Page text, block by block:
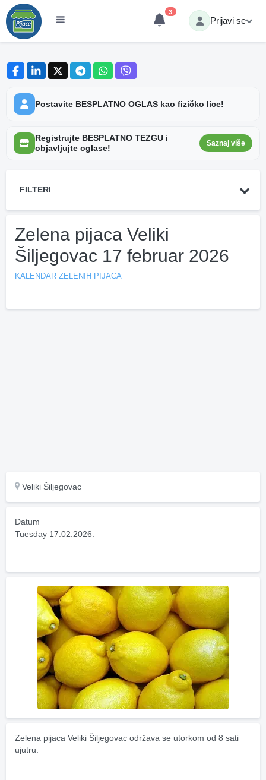
3
Prijavi se
Postavite BESPLATNO OGLAS kao fizičko lice!
Registrujte BESPLATNO TEZGU i
objavljujte oglase!
Saznaj više
FILTERI
Zelena pijaca Veliki
Šiljegovac 17 februar 2026
KALENDAR ZELENIH PIJACA
Veliki Šiljegovac
Datum
Tuesday 17.02.2026.
Zelena pijaca Veliki Šiljegovac održava se utorkom od 8 sati
ujutru.